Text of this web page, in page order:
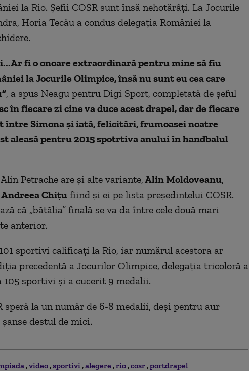
la Rio. Şefii COSR sunt însă nehotărâţi. La Jocurile
Horia Tecău a condus delegaţia României la
fi o onoare extraordinară pentru mine să fiu
la Jocurile Olimpice, însă nu sunt eu cea care
, a spus Neagu pentru Digi Sport, completată de şeful
în fiecare zi cine va duce acest drapel, dar de fiecare
între Simona şi iată, felicitări, frumoasei noatre
aleasă pentru 2015 spotrtiva anului în handbalul
Petrache are şi alte variante,Alin Moldoveanu,
Andreea Chiţufiind şi ei pe lista preşedintelui COSR.
că „bătălia” finală se va da între cele două mari
anterior.
sportivi calificaţi la Rio, iar numărul acestora ar
precedentă a Jocurilor Olimpice, delegaţia tricoloră a
105 sportivi şi a cucerit 9 medalii.
speră la un număr de 6-8 medalii, deşi pentru aur
destul de mici.
video sportivi alegere rio cosr portdrapel